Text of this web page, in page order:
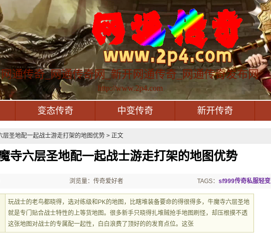
网通传奇_网通传奇网_新开网通传奇_网通传奇发布网
http://www.2p4.com
变态传奇 中变传奇 新开传奇
层圣地配一起战士游走打架的地图优势 > 正文
寺六层圣地配一起战士游走打架的地图优势
浏览量：传奇爱好者 TAGS：sf999传奇私服轻变
玩战士的老鸟都晓得，选对练级和PK的地图，比瞎堆装备要命的得很得多，牛魔寺六层圣地
就是专门贴合战士特性的上等货地图。很多新手只晓得扎堆贼抢手地图刷怪，却压根摸不透
这张地图对战士的专属配一起性，白白浪费了顶好的的发育点位。这张